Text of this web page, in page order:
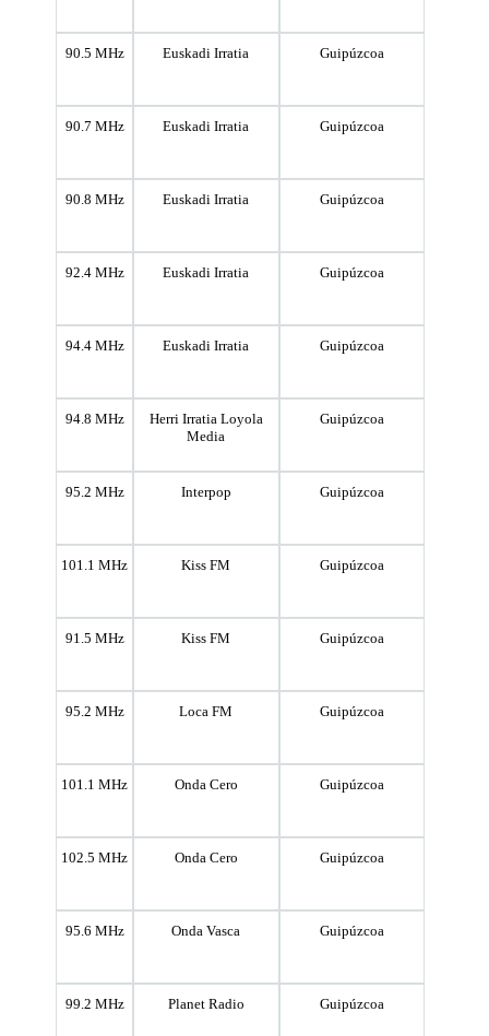
90.5 MHz Euskadi Irratia Guipúzcoa
90.7 MHz Euskadi Irratia Guipúzcoa
90.8 MHz Euskadi Irratia Guipúzcoa
92.4 MHz Euskadi Irratia Guipúzcoa
94.4 MHz Euskadi Irratia Guipúzcoa
94.8 MHz
Herri Irratia Loyola
Media
Guipúzcoa
95.2 MHz Interpop Guipúzcoa
101.1 MHz Kiss FM Guipúzcoa
91.5 MHz Kiss FM Guipúzcoa
95.2 MHz Loca FM Guipúzcoa
101.1 MHz Onda Cero Guipúzcoa
102.5 MHz Onda Cero Guipúzcoa
95.6 MHz Onda Vasca Guipúzcoa
99.2 MHz Planet Radio Guipúzcoa